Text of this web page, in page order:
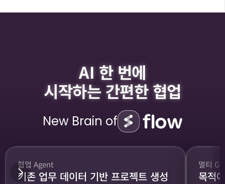
AI 한 번에
시작하는 간편한 협업
New Brain of
협업 Agent
기존 업무 데이터 기반 프로젝트 생성
멀티
목적